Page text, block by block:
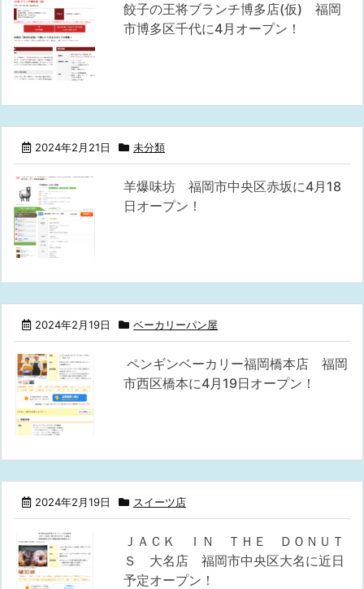
餃子の王将ブランチ博多店(仮) 福岡
市博多区千代に4月オープン！
2024年2月21日 未分類
羊爆味坊 福岡市中央区赤坂に4月18
日オープン！
2024年2月19日 ベーカリーパン屋
ペンギンベーカリー福岡橋本店 福岡
市西区橋本に4月19日オープン！
2024年2月19日 スイーツ店
ＪＡＣＫ ＩＮ ＴＨＥ ＤＯＮＵＴ
Ｓ 大名店 福岡市中央区大名に近日
予定オープン！